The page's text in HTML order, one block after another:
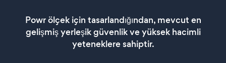
Powr ölçek için tasarlandığından, mevcut en
gelişmiş yerleşik güvenlik ve yüksek hacimli
yeteneklere sahiptir.